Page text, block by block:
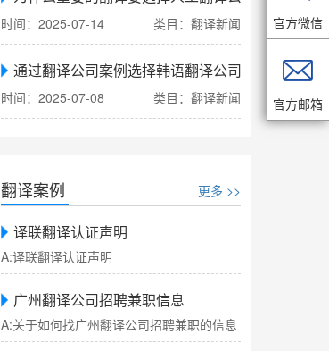
时间：2025-07-14 类目：翻译新闻
通过翻译公司案例选择韩语翻译公司
时间：2025-07-08 类目：翻译新闻
翻译案例 更多 >>
译联翻译认证声明
A:译联翻译认证声明
广州翻译公司招聘兼职信息
A:关于如何找广州翻译公司招聘兼职的信息
官方微信

官方邮箱